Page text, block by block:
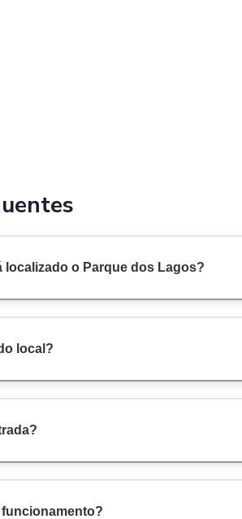
localizado o Parque dos Lagos?
local?